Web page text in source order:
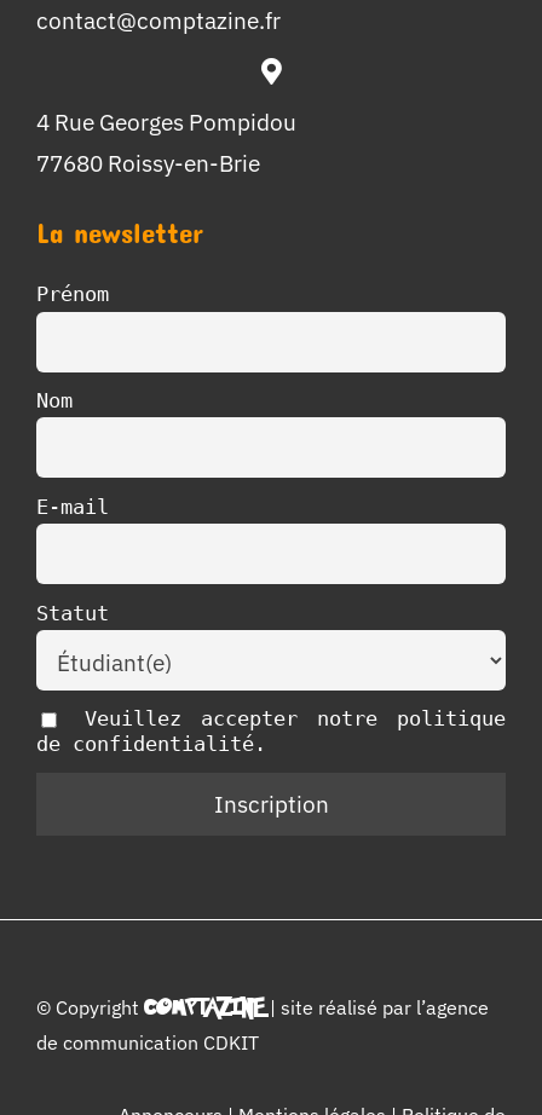
contact@comptazine.fr
4 Rue Georges Pompidou
77680 Roissy-en-Brie
La newsletter
Prénom
Nom
E-mail
Statut
Veuillez accepter notre politique
de confidentialité.
© Copyright COMPTAZINE| site réalisé par l’agence
de communication CDKIT